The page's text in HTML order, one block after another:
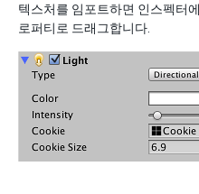
텍스처를 임포트하면 인스펙터
로퍼티로 드래그합니다.